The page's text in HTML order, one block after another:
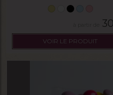
VOIR LE PRODUIT